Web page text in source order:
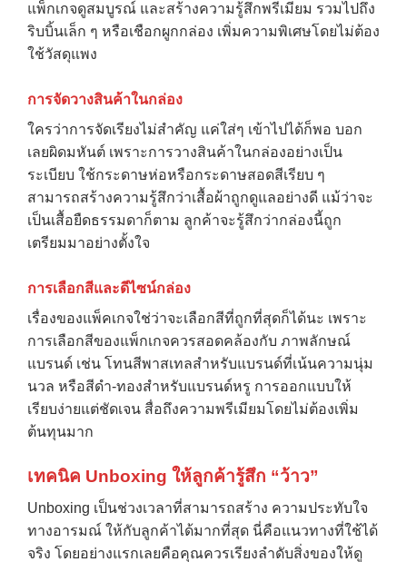
แพ็กเกจดูสมบูรณ์ และสร้างความรู้สึกพรีเมียม รวมไปถึง
ริบบิ้นเล็ก ๆ หรือเชือกผูกกล่อง เพิ่มความพิเศษโดยไม่ต้อง
ใช้วัสดุแพง
การจัดวางสินค้าในกล่อง
ใครว่าการจัดเรียงไม่สำคัญ แค่ใส่ๆ เข้าไปได้ก็พอ บอก
เลยผิดมหันต์ เพราะการวางสินค้าในกล่องอย่างเป็น
ระเบียบ ใช้กระดาษห่อหรือกระดาษสอดสีเรียบ ๆ
สามารถสร้างความรู้สึกว่าเสื้อผ้าถูกดูแลอย่างดี แม้ว่าจะ
เป็นเสื้อยืดธรรมดาก็ตาม ลูกค้าจะรู้สึกว่ากล่องนี้ถูก
เตรียมมาอย่างตั้งใจ
การเลือกสีและดีไซน์กล่อง
เรื่องของแพ็คเกจใช่ว่าจะเลือกสีที่ถูกที่สุดก็ได้นะ เพราะ
การเลือกสีของแพ็กเกจควรสอดคล้องกับ ภาพลักษณ์
แบรนด์ เช่น โทนสีพาสเทลสำหรับแบรนด์ที่เน้นความนุ่ม
นวล หรือสีดำ-ทองสำหรับแบรนด์หรู การออกแบบให้
เรียบง่ายแต่ชัดเจน สื่อถึงความพรีเมียมโดยไม่ต้องเพิ่ม
ต้นทุนมาก
เทคนิค Unboxing ให้ลูกค้ารู้สึก “ว้าว”
Unboxing เป็นช่วงเวลาที่สามารถสร้าง ความประทับใจ
ทางอารมณ์ ให้กับลูกค้าได้มากที่สุด นี่คือแนวทางที่ใช้ได้
จริง โดยอย่างแรกเลยคือคุณควรเรียงลำดับสิ่งของให้ดู